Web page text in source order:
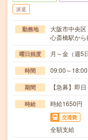
派遣
勤務地
大阪市中央区
心斎橋駅か
曜日頻度 月～金（週
時間 09:00～
期間 【急募】即
時給 時給1650円
交通費
全額支給